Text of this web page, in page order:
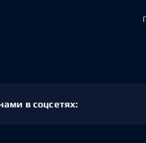
в соцсетях: